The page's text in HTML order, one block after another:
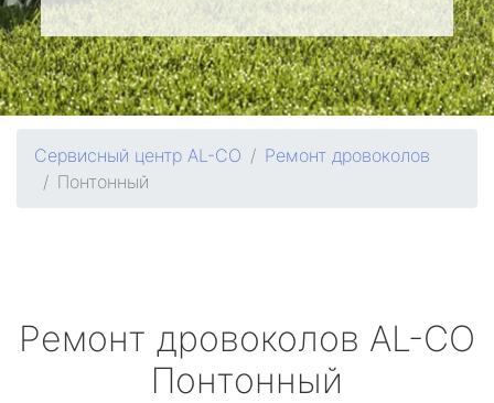
Сервисный центр AL-CO
Ремонт дровоколов
Понтонный
Ремонт дровоколов AL-CO
Понтонный